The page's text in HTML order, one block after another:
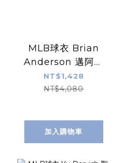
MLB球衣 Brian
Anderson 邁阿密
馬林魚城市 Nike
Replica Player
NT$1,428
NT$4,080
加入購物車